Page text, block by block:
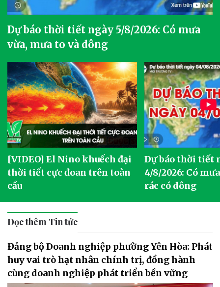
Dự báo thời tiết ngày 5/8/2026: Có mưa
vừa, mưa to và dông
[VIDEO] El Nino khuếch đại
thời tiết cực đoan trên toàn
cầu
Dự báo thời tiết
4/8/2026: Có
rác có dông
Đọc thêm Tin tức
Đảng bộ Doanh nghiệp phường Yên Hòa: Phát
huy vai trò hạt nhân chính trị, đồng hành
cùng doanh nghiệp phát triển bền vững